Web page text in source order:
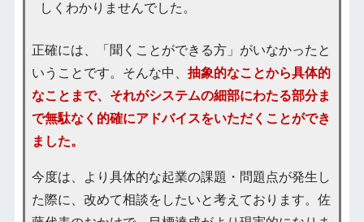
しくわかりませんでした。
正確には、「聞くことができる方」がいなかったと
いうことです。そんな中、 抽象的なことから具体的
なことまで、それがシステムの細部にわたる部分ま
で無駄なく的確にアドバイスをいただくことができ
ました。
今度は、より具体的な起業の課題・問題点が発生し
た際に、改めて相談をしたいと考えております。佐